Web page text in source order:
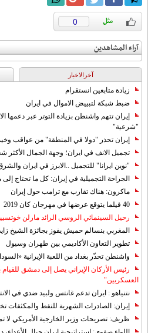
0
آراء المشاهدين
آخرالاخبار
زيادة متابعين انستقرام
ضبط شبكة لتبييض الاموال في ايران
إيران تتهم واشنطن بزيادة التوتر عبر دعمها
"شرعية"
إيران تحذر "دولا في المنطقة" من عواقب
تجميل الانف في ايران؛ وجهة الجمال الأكثر
"نوين ايرانا" للتجميل ..الابرز في ايران
الجراحة التجميلية في إيران: كل ما تحتاج إلى
ماكرون: هناك تقارب مع ترامب حول إيران
40 فيلما يتوقع عرضها في مهرجان كان 2019
رحيل السينمائي الروسي الرائد مارلن
المغربي بنسالم حميش يفوز بجائزة الشيخ
تطوير التعاون الأكاديمي بين طهران وسيول
واشنطن تحذّر بغداد من اللعبة الإيرانية
رئيس الأركان الإيراني يصل إلى دمشق
العسكريين"
نتنياهو : ايران تدعم غانتس ولبيد ضدي في
إيران: الصادرات الشهریة للنفط والمكثفات تخطت 2.75 مليون
ظريف: تصريحات وزير الخارجية الأمريكي لا